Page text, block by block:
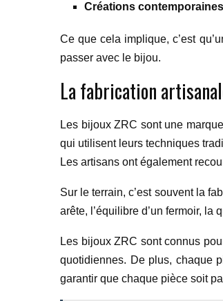
Créations contemporaines
Ce que cela implique, c’est
passer avec le bijou.
La fabrication
Les bijoux ZRC sont une
qui utilisent leurs techniques
Les artisans ont également
Sur le terrain, c’est souvent la
arête, l’équilibre d’un fermoir,
Les bijoux ZRC sont connus
quotidiennes. De plus, chaque
garantir que chaque pièce soit